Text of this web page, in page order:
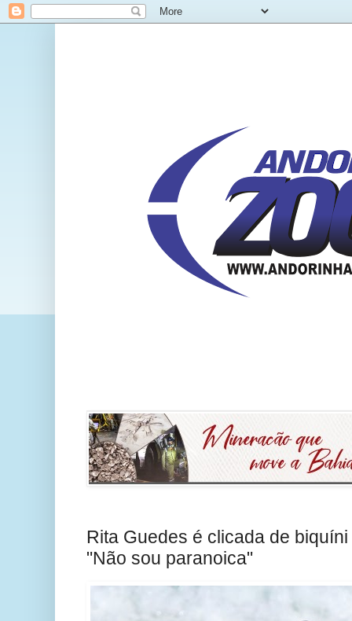
Rita Guedes é clicada de
"Não sou paranoica"